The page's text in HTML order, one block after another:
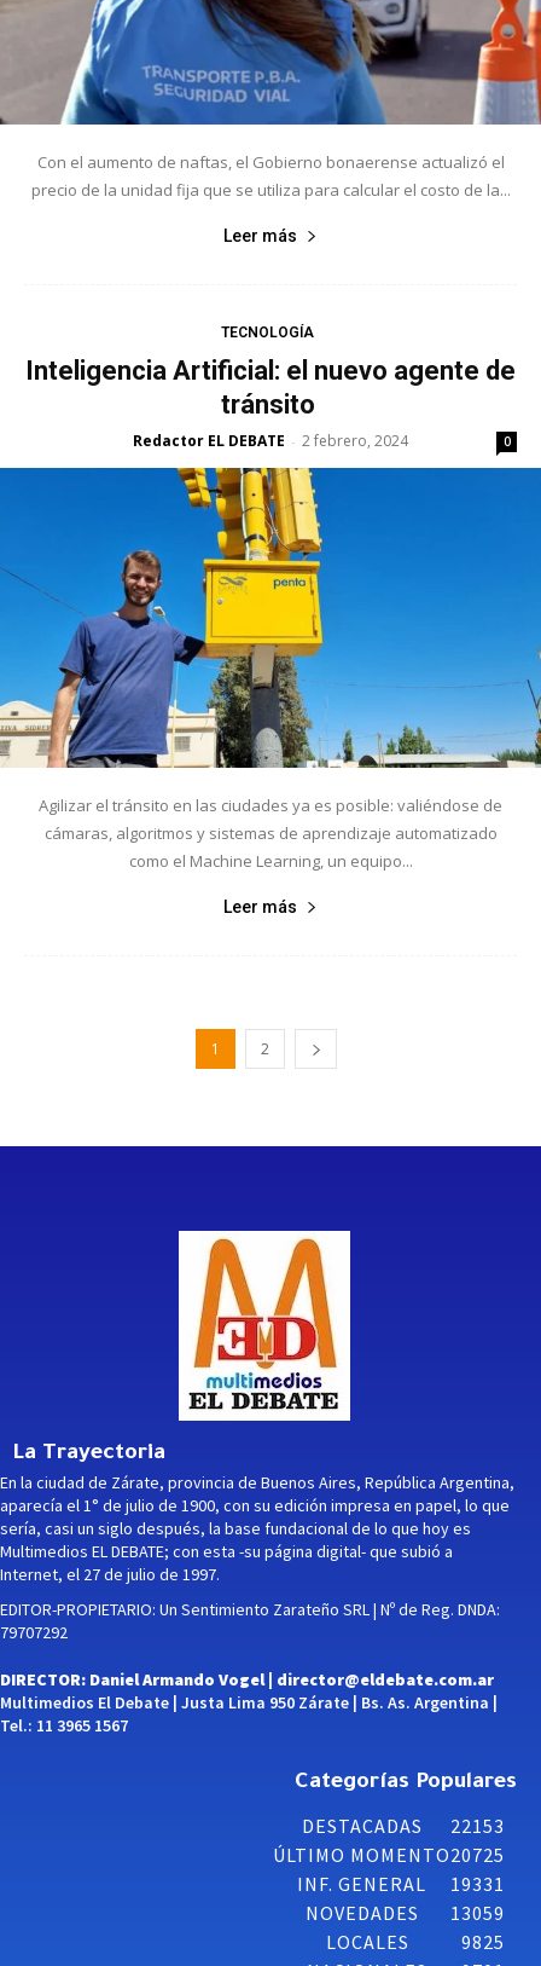
Con el aumento de naftas, el Gobierno bonaerense actualizó el
precio de la unidad fija que se utiliza para calcular el costo de la...
Leer más
TECNOLOGÍA
Inteligencia Artificial: el nuevo agente de
tránsito
Redactor EL DEBATE - 2 febrero, 2024 0
Agilizar el tránsito en las ciudades ya es posible: valiéndose de
cámaras, algoritmos y sistemas de aprendizaje automatizado
como el Machine Learning, un equipo...
Leer más
1 2
La Trayectoria
En la ciudad de Zárate, provincia de Buenos Aires, República Argentina,
aparecía el 1° de julio de 1900, con su edición impresa en papel, lo que
sería, casi un siglo después, la base fundacional de lo que hoy es
Multimedios EL DEBATE; con esta -su página digital- que subió a
Internet, el 27 de julio de 1997.
EDITOR-PROPIETARIO: Un Sentimiento Zarateño SRL | Nº de Reg. DNDA:
79707292
DIRECTOR: Daniel Armando Vogel | director@eldebate.com.ar
Multimedios El Debate | Justa Lima 950 Zárate | Bs. As. Argentina |
Tel.: 11 3965 1567
Categorías Populares
DESTACADAS
22153
ÚLTIMO MOMENTO20725
INF. GENERAL
19331
NOVEDADES
13059
LOCALES
9825